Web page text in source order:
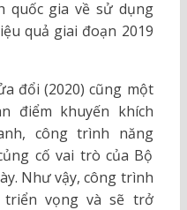
quốc gia về sử dụng
quả giai đoạn 2019
đổi (2020) cũng một
điểm khuyến khích
công trình năng
cố vai trò của Bộ
Như vậy, công trình
vọng và sẽ trở